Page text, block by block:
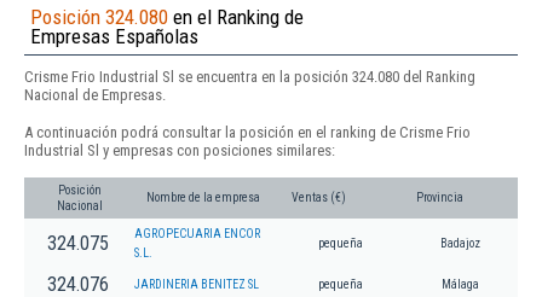
Posición 324.080 en el Ranking de
Empresas Españolas
Crisme Frio Industrial Sl se encuentra en la posición 324.080 del Ranking
Nacional de Empresas.
A continuación podrá consultar la posición en el ranking de Crisme Frio
Industrial Sl y empresas con posiciones similares:
Posición
Nacional
Nombre de la empresa Ventas (€) Provincia
324.075
AGROPECUARIA ENCOR
S.L.
pequeña Badajoz
324.076 JARDINERIA BENITEZ SL pequeña Málaga